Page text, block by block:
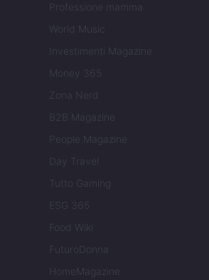
Professione mamma
World Music
Investimenti Magazine
Money 365
Zona Nerd
B2B Magazine
People Magazine
Day Travel
Tutto Gaming
ESG 365
Food Wiki
FuturoDonna
HomeMagazine